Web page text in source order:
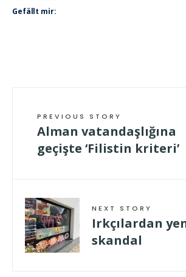
Gefällt mir:
PREVIOUS STORY
Alman vatandaşlığına
geçişte ‘Filistin kriteri’
NEXT STORY
Irkçılardan
skandal